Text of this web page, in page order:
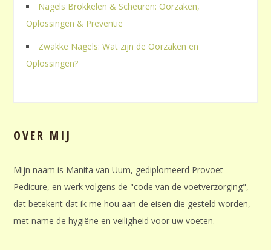
Nagels Brokkelen & Scheuren: Oorzaken,
Oplossingen & Preventie
Zwakke Nagels: Wat zijn de Oorzaken en
Oplossingen?
OVER MIJ
Mijn naam is Manita van Uum, gediplomeerd Provoet
Pedicure, en werk volgens de "code van de voetverzorging",
dat betekent dat ik me hou aan de eisen die gesteld worden,
met name de hygiëne en veiligheid voor uw voeten.